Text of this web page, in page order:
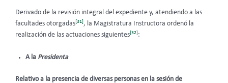
Derivado de la revisión integral del expediente y, atendiendo a las
facultades otorgadas[31], la Magistratura Instructora ordenó la
realización de las actuaciones siguientes[32]:
A la Presidenta
Relativo a la presencia de diversas personas en la sesión de